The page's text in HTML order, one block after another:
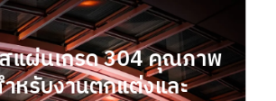
ผ่นเกรด 304 คุณภาพ
รับงานตกแต่งและ